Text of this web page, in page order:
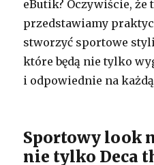
eButik? Oczywiście, że
przedstawiamy
stworzyć sportowe
które będą nie tylko
i odpowiednie na
Sportowy look
nie tylko Deca